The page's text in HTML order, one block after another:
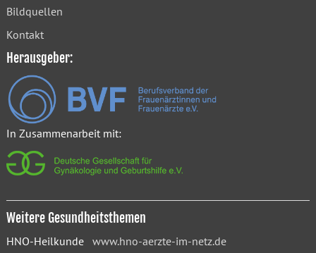
Bildquellen
Kontakt
Herausgeber:
In Zusammenarbeit mit:
Weitere Gesundheitsthemen
HNO-Heilkunde www.hno-aerzte-im-netz.de